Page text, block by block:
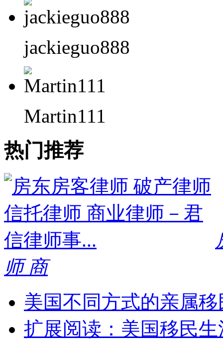
jackieguo888
Martin111
热门推荐
师 商
美国不同方式的亲属
扩展阅读：美国移民